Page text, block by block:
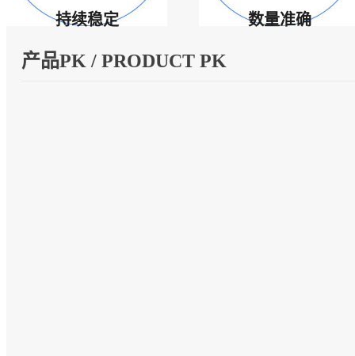
持续稳定 数量准确
产品PK / PRODUCT PK